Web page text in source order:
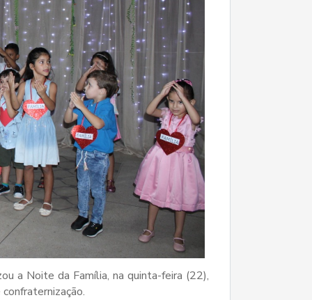
a Noite da Família, na quinta-feira (22),